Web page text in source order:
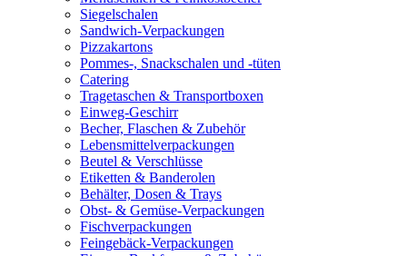
Siegelschalen
Sandwich-Verpackungen
Pizzakartons
Pommes-, Snackschalen und -tüten
Catering
Tragetaschen & Transportboxen
Einweg-Geschirr
Becher, Flaschen & Zubehör
Lebensmittelverpackungen
Beutel & Verschlüsse
Etiketten & Banderolen
Behälter, Dosen & Trays
Obst- & Gemüse-Verpackungen
Fischverpackungen
Feingebäck-Verpackungen